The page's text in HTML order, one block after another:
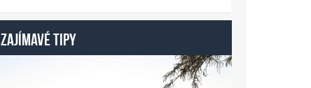
ZAJÍMAVÉ TIPY